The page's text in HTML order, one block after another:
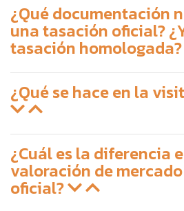
¿Qué documentación
una tasación oficial?
tasación homologada?
¿Qué se hace en la
¿Cuál es la diferencia
valoración de
oficial?